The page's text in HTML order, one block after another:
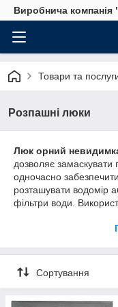
Виробнича
Товари та
Розпашні люки
Люк орний
дозволяє замаскувати
одночасно
розташувати водомір
фільтри води.
відкриття
обслуговування.
Таким чином,
використовувати у
застосування не
Сортування